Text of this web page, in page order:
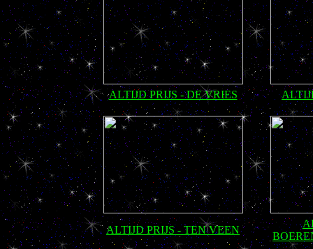
ALTIJD PRIJS - DE VRIES
ALTIJD PRIJS - TEN VEEN